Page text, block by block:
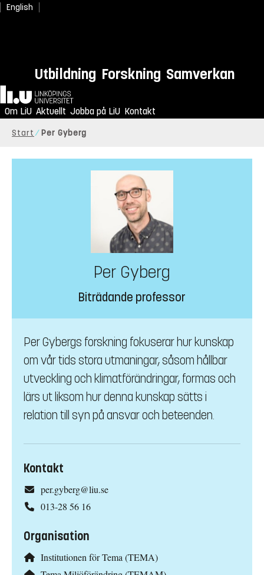
English
Utbildning Forskning Samverkan
Hem
Om LiU Aktuellt Jobba på LiU Kontakt
Start Per Gyberg
Per Gyberg
Biträdande professor
Per Gybergs forskning fokuserar hur kunskap
om vår tids stora utmaningar, såsom hållbar
utveckling och klimatförändringar, formas och
lärs ut liksom hur denna kunskap sätts i
relation till syn på ansvar och beteenden.
Kontakt
per.gyberg@liu.se
013-28 56 16
Organisation
Institutionen för Tema (TEMA)